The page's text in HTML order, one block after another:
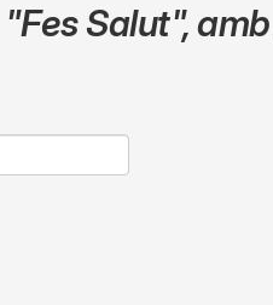
"Fes Salut",